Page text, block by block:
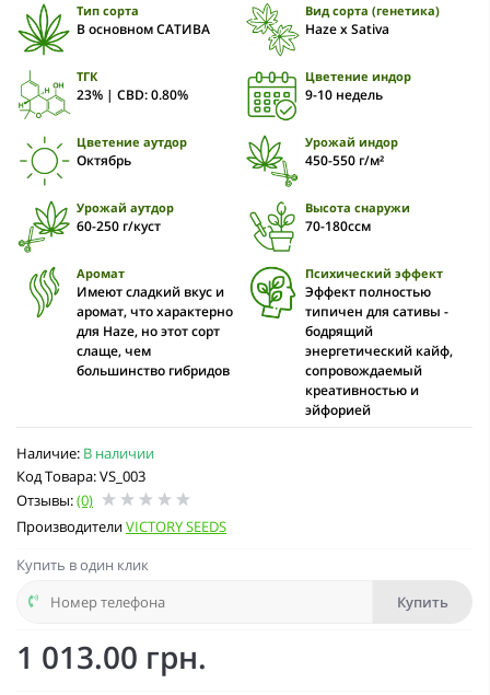
Наличие: В наличии
Код Товара: VS_003
Отзывы:(0)
ПроизводителиVICTORY SEEDS
Тип сорта
В основном САТИВА
Вид сорта (генетика)
Haze x Sativa
ТГК
23% | CBD: 0.80%
Цветение индор
9-10 недель
Цветение аутдор
Октябрь
Урожай индор
450-550 г/м²
Урожай аутдор
60-250 г/куст
Высота снаружи
70-180ссм
Аромат
Имеют сладкий вкус и
аромат, что характерно
для Haze, но этот сорт
слаще, чем
большинство гибридов
Психический эффект
Эффект полностью
типичен для сативы -
бодрящий
энергетический кайф,
сопровождаемый
креативностью и
эйфорией
Купить в один клик
Купить
1 013.00 грн.